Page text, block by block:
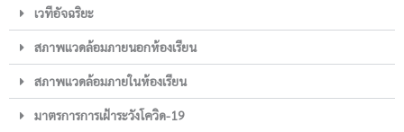
เวทีอัจฉริยะ
สภาพแวดล้อมภายนอกห้องเรียน
สภาพแวดล้อมภายในห้องเรียน
มาตรการการเฝ้าระวังโควิด-19